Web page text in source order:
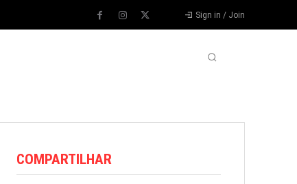
Sign in / Join
COMPARTILHAR